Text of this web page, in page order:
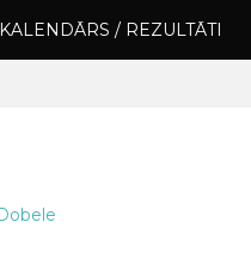
KALENDĀRS / REZULTĀTI